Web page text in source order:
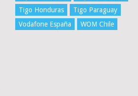
Tigo Honduras
Tigo Paraguay
Vodafone España
WOM Chile